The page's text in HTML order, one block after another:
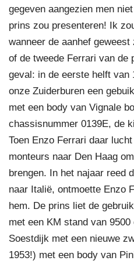
gegeven aangezien men
prins zou presenteren! Ik
wanneer de aanhef
of de tweede Ferrari van de
geval: in de eerste helft van
onze Zuiderburen een
met een body van Vignale
chassisnummer 0139E, de
Toen Enzo Ferrari daar
monteurs naar Den Haag
brengen. In het najaar reed
naar Italië, ontmoette Enzo
hem. De prins liet de
met een KM stand van
Soestdijk met een nieuwe
1953!) met een body van